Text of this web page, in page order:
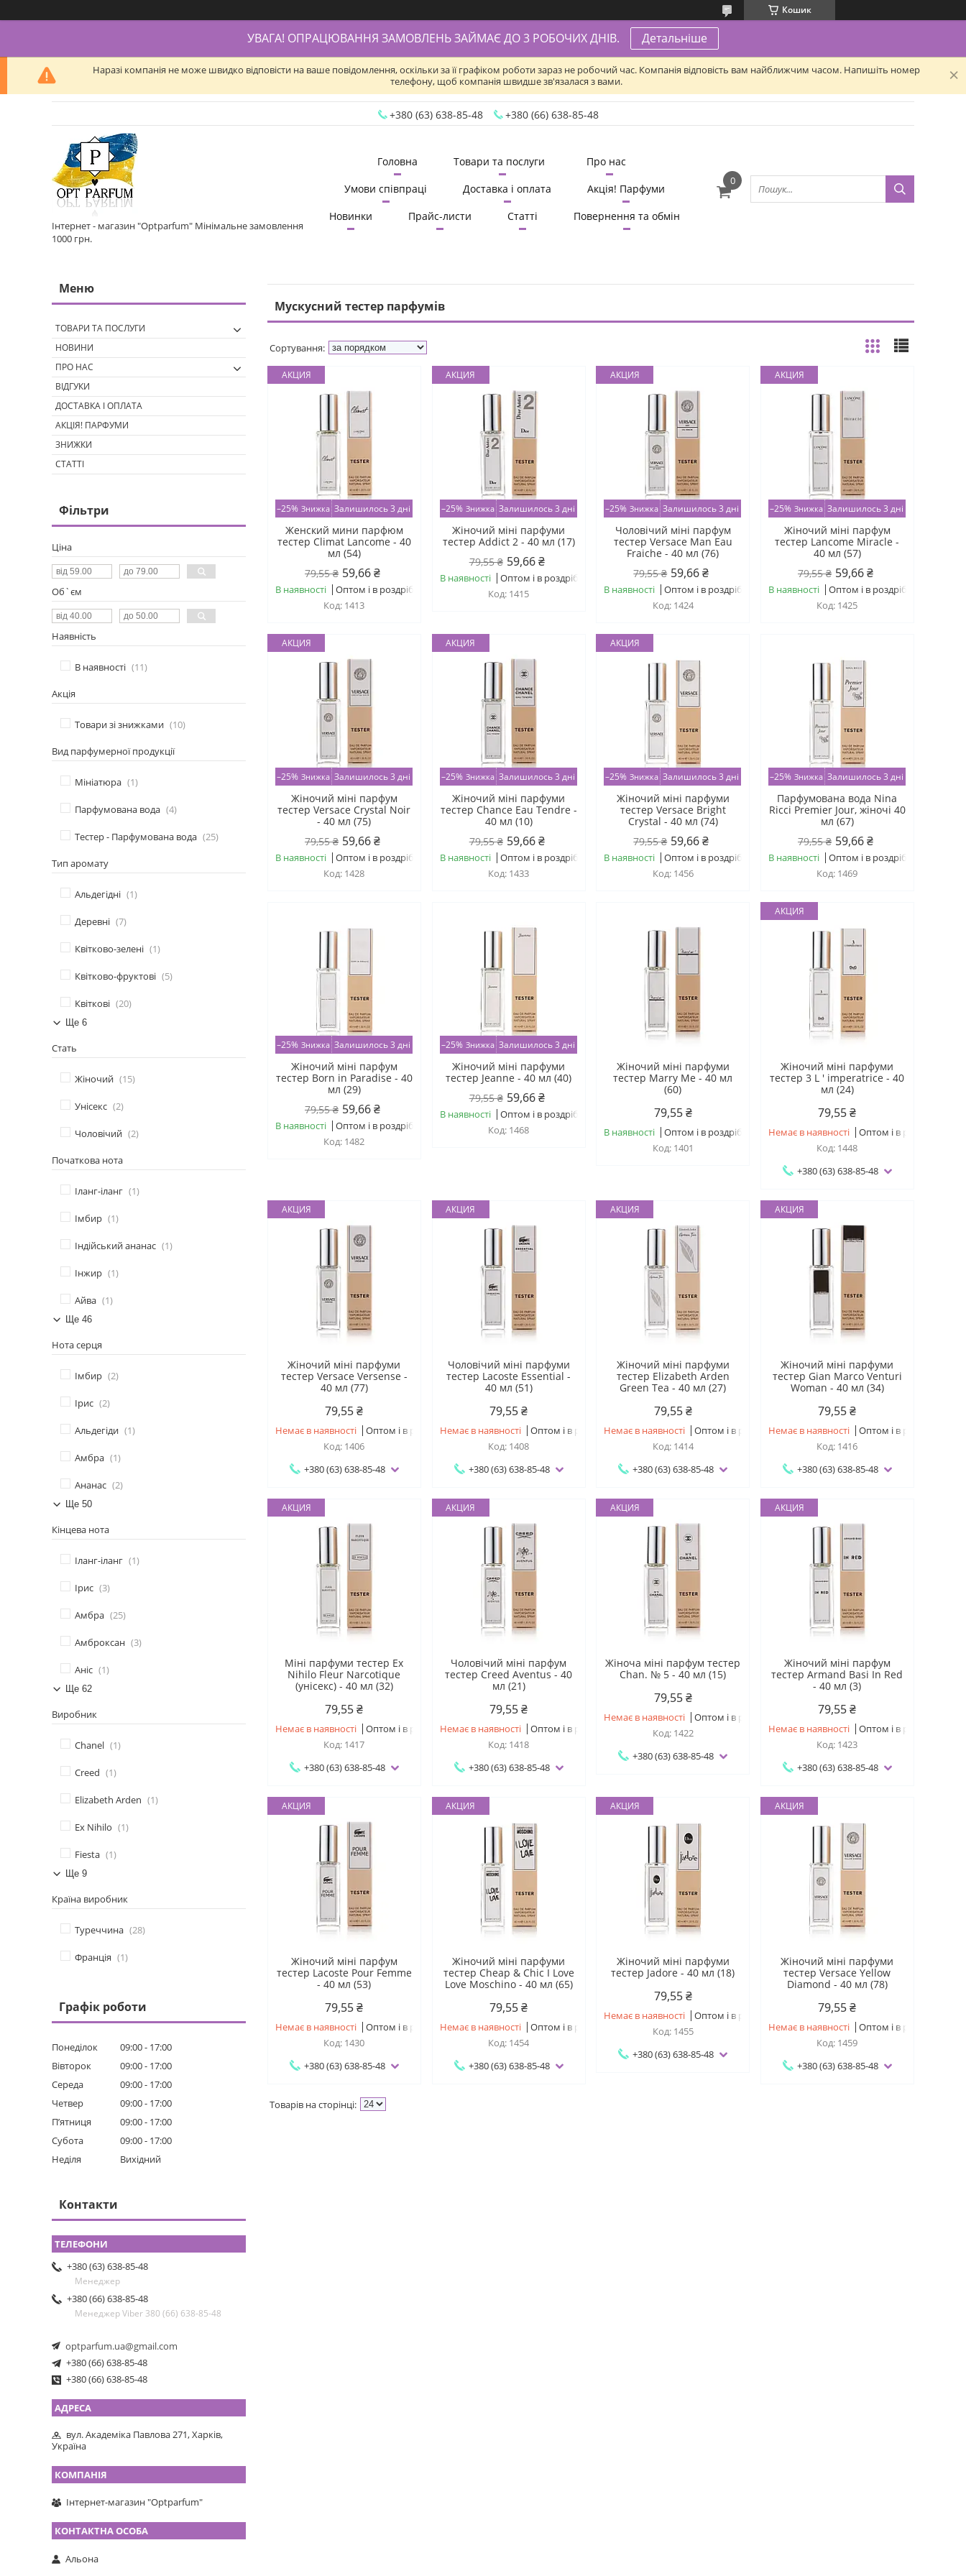
Кошик
УВАГА! ОПРАЦЮВАННЯ ЗАМОВЛЕНЬ ЗАЙМАЄ ДО 3 РОБОЧИХ ДНІВ. Детальніше
Наразі компанія не може швидко відповісти на ваше повідомлення, оскільки за її графіком роботи зараз не робочий час. Компанія відповість вам найближчим часом. Напишіть номер
телефону, щоб компанія швидше зв'язалася з вами.
+380 (63) 638-85-48 +380 (66) 638-85-48
Інтернет - магазин "Optparfum" Мінімальне замовлення
1000 грн.
Головна Товари та послуги
Про нас
Умови співпраці
Доставка і оплата
Акція! Парфуми
Новинки
Прайс-листи Статті Повернення та обмін
Мускусний тестер парфумів
АКЦИЯ
–25% Залишилось 3 дні
Женский мини парфюм
тестер Climat Lancome - 40
мл (54)
79,55 ₴ 59,66 ₴
В наявності
Оптом і в роздріб
1413
АКЦИЯ
–25% Залишилось 3 дні
Жіночий міні парфуми
тестер Addict 2 - 40 мл (17)
79,55 ₴ 59,66 ₴
В наявності
Оптом і в роздріб
1415
АКЦИЯ
–25% Залишилось 3 дні
Чоловічий міні парфум
тестер Versace Man Eau
Fraiche - 40 мл (76)
79,55 ₴ 59,66 ₴
В наявності
Оптом і в роздріб
1424
АКЦИЯ
–25% Залишилось 3 дні
Жіночий міні парфум
тестер Lancome Miracle -
40 мл (57)
79,55 ₴ 59,66 ₴
В наявності
Оптом і в роздріб
1425
АКЦИЯ
–25% Залишилось 3 дні
Жіночий міні парфум
тестер Versace Crystal Noir
- 40 мл (75)
79,55 ₴ 59,66 ₴
В наявності
Оптом і в роздріб
1428
АКЦИЯ
–25% Залишилось 3 дні
Жіночий міні парфуми
тестер Chance Eau Tendre -
40 мл (10)
79,55 ₴ 59,66 ₴
В наявності
Оптом і в роздріб
1433
АКЦИЯ
–25% Залишилось 3 дні
Жіночий міні парфуми
тестер Versace Bright
Crystal - 40 мл (74)
79,55 ₴ 59,66 ₴
В наявності
Оптом і в роздріб
1456
–25% Залишилось 3 дні
Парфумована вода Nina
Ricci Premier Jour, жіночі 40
мл (67)
79,55 ₴ 59,66 ₴
В наявності
Оптом і в роздріб
1469
–25% Залишилось 3 дні
Жіночий міні парфум
тестер Born in Paradise - 40
мл (29)
79,55 ₴ 59,66 ₴
В наявності
Оптом і в роздріб
1482
–25% Залишилось 3 дні
Жіночий міні парфуми
тестер Jeanne - 40 мл (40)
79,55 ₴ 59,66 ₴
В наявності
Оптом і в роздріб
1468
Жіночий міні парфуми
тестер Marry Me - 40 мл
(60)
79,55 ₴
В наявності
Оптом і в роздріб
1401
АКЦИЯ
Жіночий міні парфуми
тестер 3 L ' imperatrice - 40
мл (24)
79,55 ₴
Немає в наявності
Оптом і в роздріб
1448
+380 (63) 638-85-48
АКЦИЯ
Жіночий міні парфуми
тестер Versace Versense -
40 мл (77)
79,55 ₴
Немає в наявності
Оптом і в роздріб
1406
+380 (63) 638-85-48
АКЦИЯ
Чоловічий міні парфуми
тестер Lacoste Essential -
40 мл (51)
79,55 ₴
Немає в наявності
Оптом і в роздріб
1408
+380 (63) 638-85-48
АКЦИЯ
Жіночий міні парфуми
тестер Elizabeth Arden
Green Tea - 40 мл (27)
79,55 ₴
Немає в наявності
Оптом і в роздріб
1414
+380 (63) 638-85-48
АКЦИЯ
Жіночий міні парфуми
тестер Gian Marco Venturi
Woman - 40 мл (34)
79,55 ₴
Немає в наявності
Оптом і в роздріб
1416
+380 (63) 638-85-48
АКЦИЯ
Міні парфуми тестер Ex
Nihilo Fleur Narcotique
(унісекс) - 40 мл (32)
79,55 ₴
Немає в наявності
Оптом і в роздріб
1417
+380 (63) 638-85-48
АКЦИЯ
Чоловічий міні парфум
тестер Creed Aventus - 40
мл (21)
79,55 ₴
Немає в наявності
Оптом і в роздріб
1418
+380 (63) 638-85-48
АКЦИЯ
Жіноча міні парфум тестер
Chan. № 5 - 40 мл (15)
79,55 ₴
Немає в наявності
Оптом і в роздріб
1422
+380 (63) 638-85-48
АКЦИЯ
Жіночий міні парфум
тестер Armand Basi In Red
- 40 мл (3)
79,55 ₴
Немає в наявності
Оптом і в роздріб
1423
+380 (63) 638-85-48
АКЦИЯ
Жіночий міні парфум
тестер Lacoste Pour Femme
- 40 мл (53)
79,55 ₴
Немає в наявності
Оптом і в роздріб
1430
+380 (63) 638-85-48
АКЦИЯ
Жіночий міні парфуми
тестер Cheap & Chic I Love
Love Moschino - 40 мл (65)
79,55 ₴
Немає в наявності
Оптом і в роздріб
1454
+380 (63) 638-85-48
АКЦИЯ
Жіночий міні парфуми
тестер Jadore - 40 мл (18)
79,55 ₴
Немає в наявності
Оптом і в роздріб
1455
+380 (63) 638-85-48
АКЦИЯ
Жіночий міні парфуми
тестер Versace Yellow
Diamond - 40 мл (78)
79,55 ₴
Немає в наявності
Оптом і в роздріб
1459
+380 (63) 638-85-48
ТОВАРИ ТА ПОСЛУГИ
НОВИНИ
ПРО НАС
ВІДГУКИ
ДОСТАВКА І ОПЛАТА
АКЦІЯ! ПАРФУМИ
ЗНИЖКИ
СТАТТІ
Фільтри
Ціна
Об`єм
Наявність
В наявності 11
Акція
Товари зі знижками 10
Вид парфумерної продукції
Мініатюра 1
Парфумована вода 4
Тестер - Парфумована вода 25
Тип аромату
Альдегідні 1
Деревні 7
Квітково-зелені 1
Квітково-фруктові 5
Квіткові 20
Ще 6
Стать
Жіночий 15
Унісекс 2
Чоловічий 2
Початкова нота
Іланг-іланг 1
Імбир 1
Індійський ананас 1
Інжир 1
Айва 1
Ще 46
Нота серця
Імбир 2
Ірис 2
Альдегіди 1
Амбра 1
Ананас 2
Ще 50
Кінцева нота
Іланг-іланг 1
Ірис 3
Амбра 25
Амброксан 3
Аніс 1
Ще 62
Виробник
Chanel 1
Creed 1
Elizabeth Arden 1
Ex Nihilo 1
Fiesta 1
Ще 9
Країна виробник
Туреччина 28
Франція 1
Графік роботи
Понеділок 09:00
17:00
Вівторок
09:00
17:00
Середа
09:00
17:00
Четвер
09:00
17:00
Пʼятниця
09:00
17:00
Субота
09:00
17:00
Неділя
Вихідний
Контакти
+380 (63) 638-85-48
Менеджер
+380 (66) 638-85-48
Менеджер Viber 380 (66) 638-85-48
optparfum.ua@gmail.com
+380 (66) 638-85-48
+380 (66) 638-85-48
вул. Академіка Павлова 271, Харків,
Україна
Інтернет-магазин "Optparfum"
Альона